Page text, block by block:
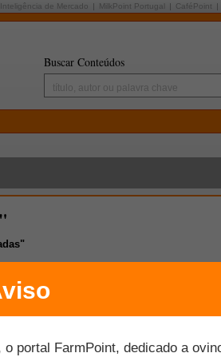
Inteligência de Mercado MilkPoint Portugal CaféPoint
Buscar Conteúdos
Melhor avaliados
para medicamentos